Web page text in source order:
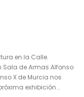
en la Calle.
de Armas Alfonso
X de Murcia nos
exhibición...